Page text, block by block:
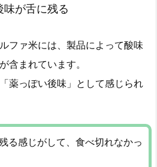
が舌に残る
ファ米には、製品によって酸味
含まれています。
薬っぽい後味」として感じられ
る感じがして、食べ切れなかっ